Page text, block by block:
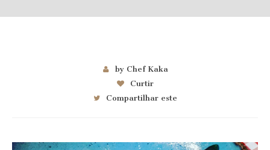
by Chef Kaka
Curtir
Compartilhar este